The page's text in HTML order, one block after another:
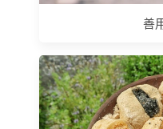
善